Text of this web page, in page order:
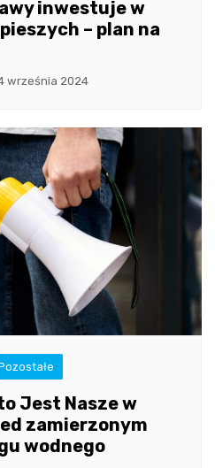
inwestuje w
– plan na
września 2024
Jest Nasze w
zamierzonym
wodnego